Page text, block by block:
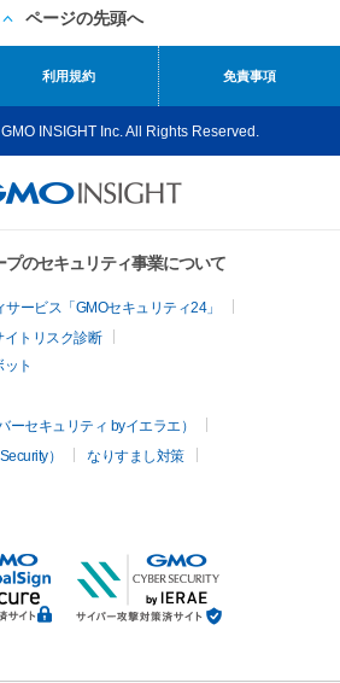
ページの先頭へ
利用規約 免責事項
INSIGHT Inc. All Rights Reserved.
のセキュリティ事業について
ービス「GMOセキュリティ24」
イトリスク診断
ト
セキュリティ byイエラエ）
）
なりすまし対策